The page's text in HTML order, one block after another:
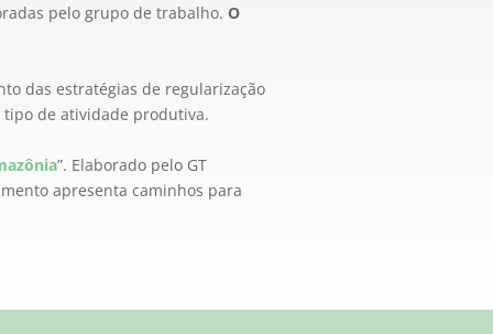
pelo grupo de trabalho. O
das estratégias de regularização
tipo de atividade produtiva.
”. Elaborado pelo GT
apresenta caminhos para